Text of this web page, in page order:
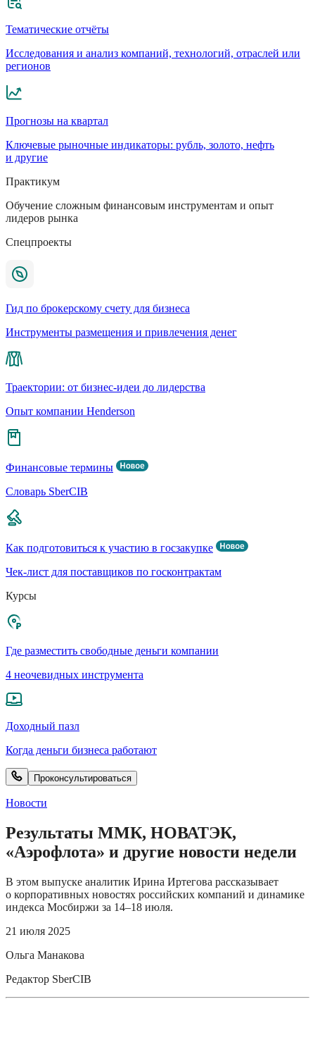
Тематические отчёты
Исследования и анализ компаний, технологий, отраслей или
регионов
Прогнозы на квартал
Ключевые рыночные индикаторы: рубль, золото, нефть
и другие
Практикум
Обучение сложным финансовым инструментам и опыт
лидеров рынка
Спецпроекты
Гид по брокерскому счету для бизнеса
Инструменты размещения и привлечения денег
Траектории: от бизнес-идеи до лидерства
Опыт компании Henderson
Финансовые термины
Словарь SberCIB
Как подготовиться к участию в госзакупке
Чек-лист для поставщиков по госконтрактам
Курсы
Где разместить свободные деньги компании
4 неочевидных инструмента
Доходный пазл
Когда деньги бизнеса работают
Проконсультироваться
Новости
Результаты ММК, НОВАТЭК,
«Аэрофлота» и другие новости недели
В этом выпуске аналитик Ирина Иртегова рассказывает
о корпоративных новостях российских компаний и динамике
индекса Мосбиржи за 14–18 июля.
21 июля 2025
Ольга Манакова
Редактор SberCIB